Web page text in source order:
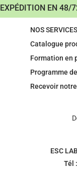
EXPÉDITION EN 48/
NOS SERVICES
Catalogue
Formation en
Programme
Recevoir
ESC
Tél :